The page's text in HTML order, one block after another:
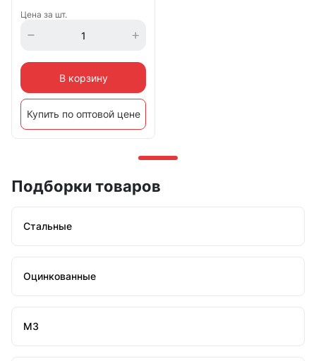
Цена за шт.
В корзину
Купить по оптовой цене
Подборки товаров
Стальные
Оцинкованные
М3